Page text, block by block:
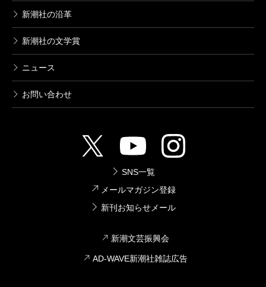
新潮社の沿革
新潮社の文学賞
ニュース
お問い合わせ
SNS一覧
メールマガジン登録
新刊お知らせメール
新潮文芸振興会
AD-WAVE新潮社雑誌広告